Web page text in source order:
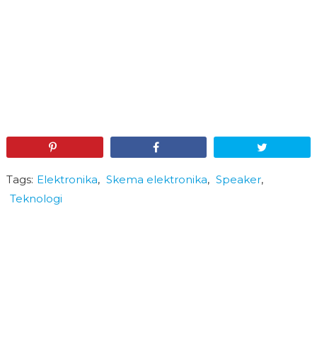
Tags: Elektronika, Skema elektronika, Speaker,
Teknologi